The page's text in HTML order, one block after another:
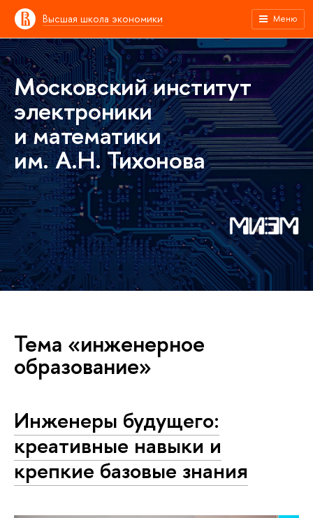
Высшая школа экономики Меню
Московский институт
электроники
и математики
им. А.Н. Тихонова
Тема «инженерное
образование»
Инженеры будущего:
креативные навыки и
крепкие базовые знания